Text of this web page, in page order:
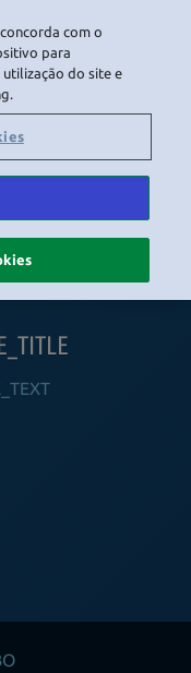
com o
para
utilização do site e